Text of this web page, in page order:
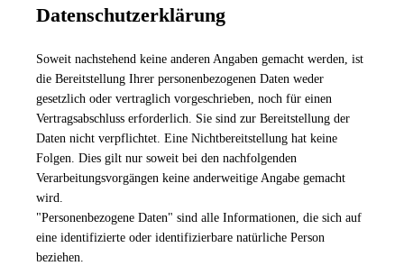
Datenschutzerklärung
Soweit nachstehend keine anderen Angaben gemacht werden, ist
die Bereitstellung Ihrer personenbezogenen Daten weder
gesetzlich oder vertraglich vorgeschrieben, noch für einen
Vertragsabschluss erforderlich. Sie sind zur Bereitstellung der
Daten nicht verpflichtet. Eine Nichtbereitstellung hat keine
Folgen. Dies gilt nur soweit bei den nachfolgenden
Verarbeitungsvorgängen keine anderweitige Angabe gemacht
wird.
"Personenbezogene Daten" sind alle Informationen, die sich auf
eine identifizierte oder identifizierbare natürliche Person
beziehen.